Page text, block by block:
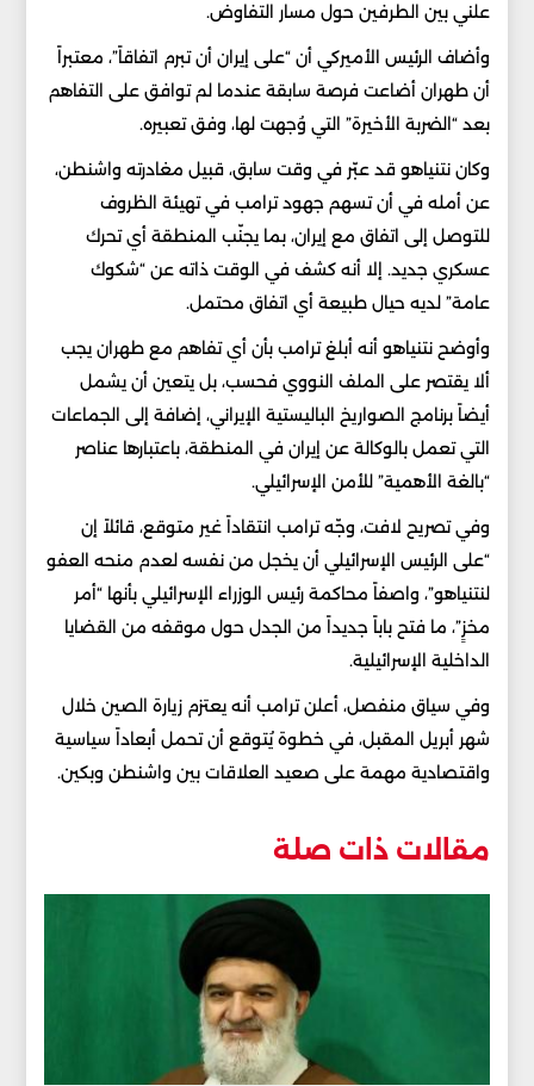
علني بين الطرفين حول مسار التفاوض.
وأضاف الرئيس الأميركي أن “على إيران أن تبرم اتفاقاً”، معتبراً
أن طهران أضاعت فرصة سابقة عندما لم توافق على التفاهم
بعد “الضربة الأخيرة” التي وُجهت لها، وفق تعبيره.
وكان نتنياهو قد عبّر في وقت سابق، قبيل مغادرته واشنطن،
عن أمله في أن تسهم جهود ترامب في تهيئة الظروف
للتوصل إلى اتفاق مع إيران، بما يجنّب المنطقة أي تحرك
عسكري جديد. إلا أنه كشف في الوقت ذاته عن “شكوك
عامة” لديه حيال طبيعة أي اتفاق محتمل.
وأوضح نتنياهو أنه أبلغ ترامب بأن أي تفاهم مع طهران يجب
ألا يقتصر على الملف النووي فحسب، بل يتعين أن يشمل
أيضاً برنامج الصواريخ الباليستية الإيراني، إضافة إلى الجماعات
التي تعمل بالوكالة عن إيران في المنطقة، باعتبارها عناصر
“بالغة الأهمية” للأمن الإسرائيلي.
وفي تصريح لافت، وجّه ترامب انتقاداً غير متوقع، قائلاً إن
“على الرئيس الإسرائيلي أن يخجل من نفسه لعدم منحه العفو
لنتنياهو”، واصفاً محاكمة رئيس الوزراء الإسرائيلي بأنها “أمر
مخزٍ”، ما فتح باباً جديداً من الجدل حول موقفه من القضايا
الداخلية الإسرائيلية.
وفي سياق منفصل، أعلن ترامب أنه يعتزم زيارة الصين خلال
شهر أبريل المقبل، في خطوة يُتوقع أن تحمل أبعاداً سياسية
واقتصادية مهمة على صعيد العلاقات بين واشنطن وبكين.
مقالات ذات صلة